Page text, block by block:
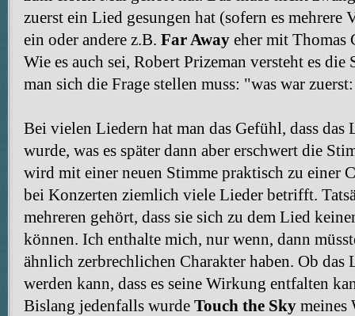
zuerst ein Lied gesungen hat (sofern es
ein oder andere z.B. Far Away eher mit Thomas
Wie es auch sei, Robert Prizeman versteht es die
man sich die Frage stellen muss: "was war
Bei vielen Liedern hat man das Gefühl, dass
wurde, was es später dann aber erschwert die
wird mit einer neuen Stimme praktisch zu einer
bei Konzerten ziemlich viele Lieder betrifft.
mehreren gehört, dass sie sich zu dem Lied
können. Ich enthalte mich, nur wenn, dann
ähnlich zerbrechlichen Charakter haben. Ob das
werden kann, dass es seine Wirkung entfalten
Bislang jedenfalls wurde Touch the Sky meines